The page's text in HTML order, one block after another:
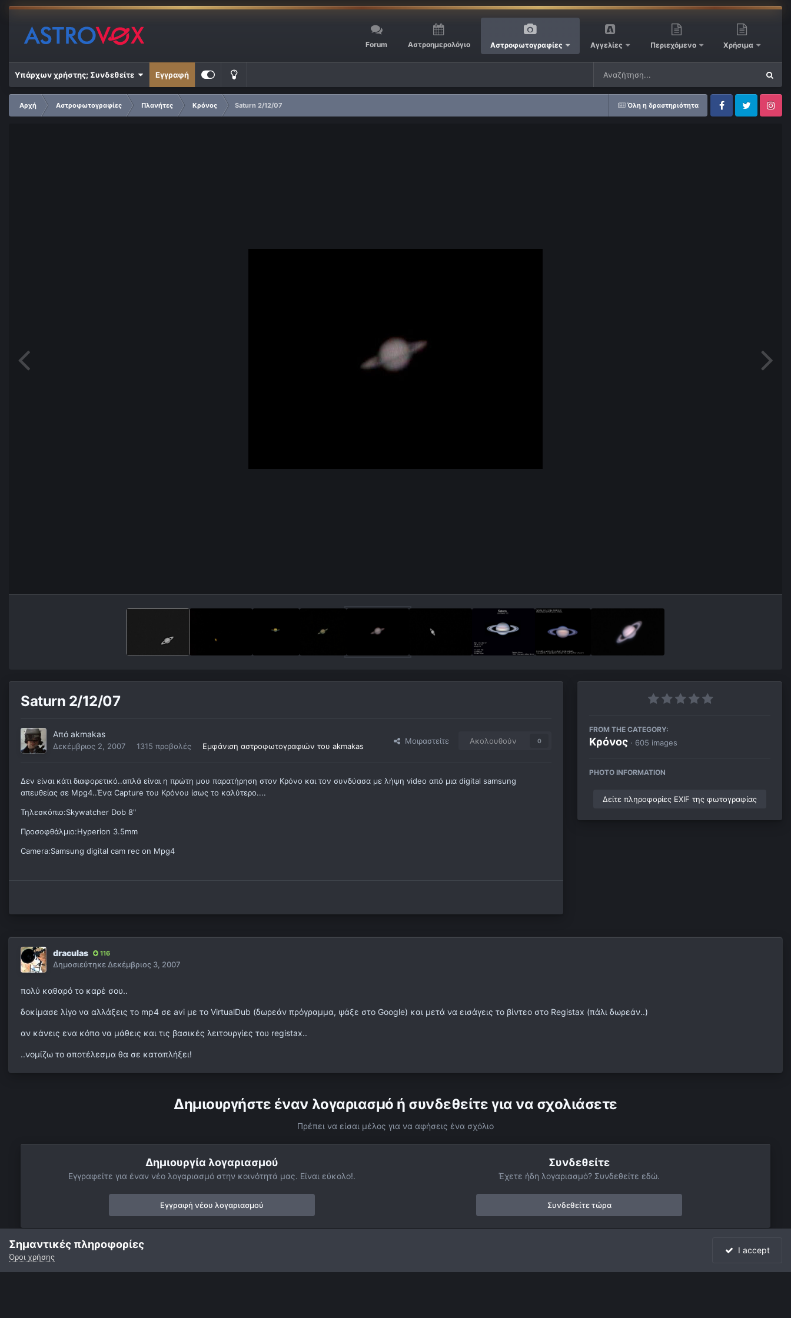
Forum Αστροημερολόγιο Αστροφωτογραφίες Αγγελίες Περιεχόμενο Χρήσιμα
Υπάρχων χρήστης; Συνδεθείτε Εγγραφή
Όλη η δραστηριότητα
Αρχή Αστροφωτογραφίες Πλανήτες Κρόνος
Saturn 2/12/07
FacebookTwitter Instagram
Saturn 2/12/07
Από akmakas
Δεκέμβριος 2, 2007 1315 προβολές Εμφάνιση αστροφωτογραφιών του akmakas
Μοιραστείτε Ακολουθούν 0
Δεν είναι κάτι διαφορετικό..απλά είναι η πρώτη μου παρατήρηση στον Κρόνο και τον συνδύασα με λήψη video από μια digital samsung
απευθείας σε Mpg4..Ένα Capture του Κρόνου ίσως το καλύτερο....
Τηλεσκόπιο:Skywatcher Dob 8"
Προσοφθάλμιο:Hyperion 3.5mm
Camera:Samsung digital cam rec on Mpg4
FROM THE CATEGORY:
Κρόνος · 605 images
PHOTO INFORMATION
Δείτε πληροφορίες EXIF της φωτογραφίας
draculas 116
ΔημοσιεύτηκεΔεκέμβριος 3, 2007
πολύ καθαρό το καρέ σου..
δοκίμασε λίγο να αλλάξεις το mp4 σε avi με το VirtualDub (δωρεάν πρόγραμμα, ψάξε στο Google) και μετά να εισάγεις το βίντεο στο Registax (πάλι δωρεάν..)
αν κάνεις ενα κόπο να μάθεις και τις βασικές λειτουργίες του registax..
..νομίζω το αποτέλεσμα θα σε καταπλήξει!
Δημιουργήστε έναν λογαριασμό ή συνδεθείτε για να σχολιάσετε
Πρέπει να είσαι μέλος για να αφήσεις ένα σχόλιο
Δημιουργία λογαριασμού
Εγγραφείτε για έναν νέο λογαριασμό στην κοινότητά μας. Είναι εύκολο!.
Εγγραφή νέου λογαριασμού
Συνδεθείτε
Έχετε ήδη λογαριασμό? Συνδεθείτε εδώ.
Συνδεθείτε τώρα
Αρχή
Σημαντικές πληροφορίες
Όροι χρήσης
I accept